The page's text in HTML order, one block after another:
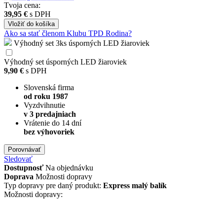
Tvoja cena:
39,95 € s DPH
Vložiť do košíka
Ako sa stať členom Klubu TPD Rodina?
Výhodný set 3ks úsporných LED žiaroviek
Výhodný set úsporných LED žiaroviek
9,90 € s DPH
Slovenská firma
od roku 1987
Vyzdvihnutie
v 3 predajniach
Vrátenie do 14 dní
bez výhovoriek
Porovnávať
Sledovať
Dostupnosť Na objednávku
Doprava Možnosti dopravy
Typ dopravy pre daný produkt: Express malý balík
Možnosti dopravy: